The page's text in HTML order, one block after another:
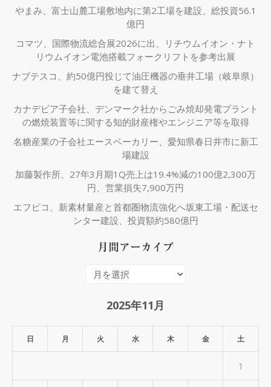
やまみ、富士山麓工場敷地内に第2工場を建設、総投資56.1
億円
コマツ、国際物流総合展2026に出、リチウムイオン・ナト
リウムイオン電池搭載フォークリフトを参考出展
ナブテスコ、約50億円投じて油圧機器の垂井工場（岐阜県）
を建て替え
カナデビア子会社、デンマーク社からごみ焼却発電プラント
の燃焼装置等に関する知的財産権やエンジニア等を取得
名糖産業の子会社エースベーカリー、愛知県春日井市に新工
場建設
加藤製作所、27年3月期1Q売上は19.4%減の100億2,300万
円、営業損失7,900万円
エフピコ、新素材量産と首都圏物流強化へ坂東工場・配送セ
ンター建設、投資額約580億円
月間アーカイブ
イ
2025年11月
日 月 火 水 木 金 土
1